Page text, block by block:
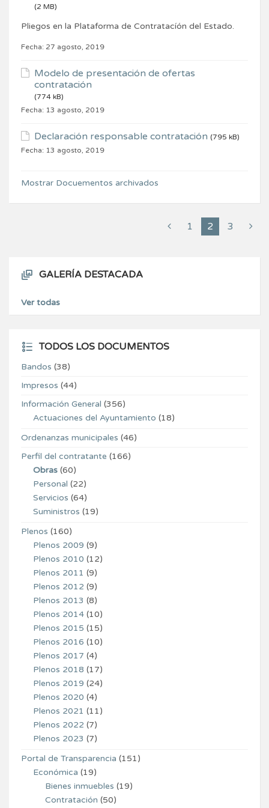
(2 MB)
Pliegos en la Plataforma de Contratacíón del Estado.
Fecha: 27 agosto, 2019
Modelo de presentación de ofertas
contratación
(774 kB)
Fecha: 13 agosto, 2019
Declaración responsable contratación (795 kB)
Fecha: 13 agosto, 2019
Mostrar Docuementos archivados
1 2 3
GALERÍA DESTACADA
Ver todas
TODOS LOS DOCUMENTOS
Bandos (38)
Impresos (44)
Información General (356)
Actuaciones del Ayuntamiento (18)
Ordenanzas municipales (46)
Perfil del contratante (166)
Obras (60)
Personal (22)
Servicios (64)
Suministros (19)
Plenos (160)
Plenos 2009 (9)
Plenos 2010 (12)
Plenos 2011 (9)
Plenos 2012 (9)
Plenos 2013 (8)
Plenos 2014 (10)
Plenos 2015 (15)
Plenos 2016 (10)
Plenos 2017 (4)
Plenos 2018 (17)
Plenos 2019 (24)
Plenos 2020 (4)
Plenos 2021 (11)
Plenos 2022 (7)
Plenos 2023 (7)
Portal de Transparencia (151)
Económica (19)
Bienes inmuebles (19)
Contratación (50)